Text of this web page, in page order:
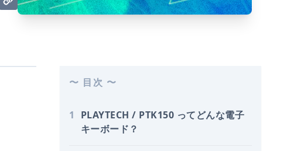
〜 目次 〜
1
PLAYTECH / PTK150 ってどんな電子
キーボード？